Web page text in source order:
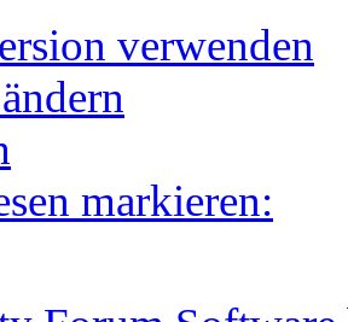
verwenden
markieren: